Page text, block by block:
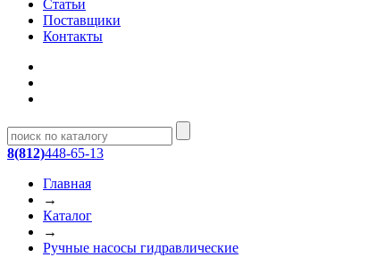
Статьи
Поставщики
Контакты
8(812)448-65-13
Главная
→
Каталог
→
Ручные насосы гидравлические